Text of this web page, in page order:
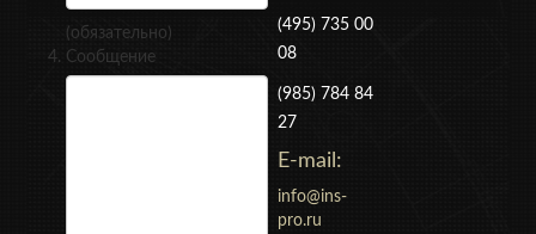
(обязательно)
Сообщение
(495) 735 00
08
(985) 784 84
27
E-mail:
info@ins-
pro.ru